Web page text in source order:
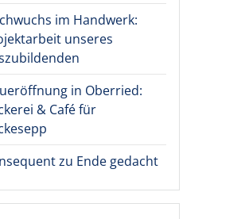
im Handwerk:
unseres
in Oberried:
& Café für
zu Ende gedacht